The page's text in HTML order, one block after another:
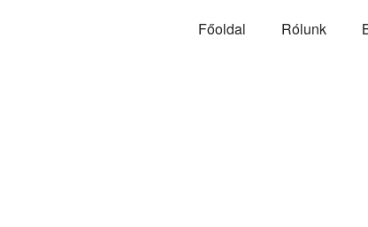
Főoldal Rólunk